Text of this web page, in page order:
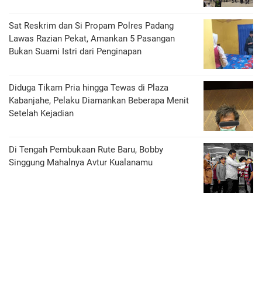
Sat Reskrim dan Si Propam Polres Padang
Lawas Razian Pekat, Amankan 5 Pasangan
Bukan Suami Istri dari Penginapan
Diduga Tikam Pria hingga Tewas di Plaza
Kabanjahe, Pelaku Diamankan Beberapa Menit
Setelah Kejadian
Di Tengah Pembukaan Rute Baru, Bobby
Singgung Mahalnya Avtur Kualanamu